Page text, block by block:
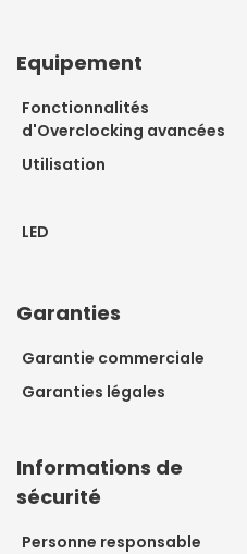
Equipement
Fonctionnalités
d'Overclocking avancées
Utilisation
LED
Garanties
Garantie commerciale
Garanties légales
Informations de
sécurité
Personne responsable